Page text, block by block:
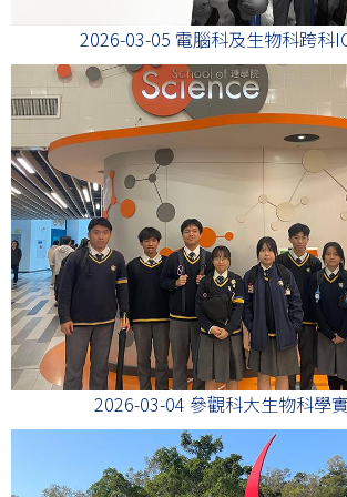
2026-03-05 電腦科及生物科跨科
2026-03-04 參觀科大生物科學